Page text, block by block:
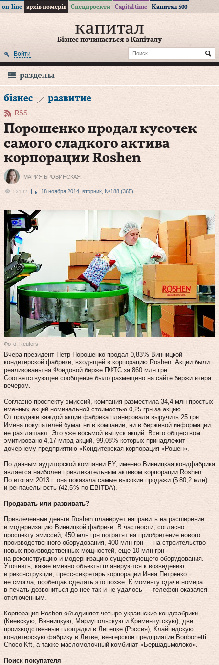
on-line архів номерів Спецпроекти Capital time Капитал 500
Бізнес починається з Капіталу
Войти
разделы
бізнес развитие
RSS
Порошенко продал кусочек
самого сладкого актива
корпорации Roshen
МАРИЯ БРОВИНСКАЯ
52192 18 ноября 2014, вторник, №188 (365)
Фото: Reuters
Вчера президент Петр Порошенко продал 0,83 % Винницкой
кондитерской фабрики, входящей в корпорацию Roshen. Акции были
реализованы на Фондовой бирже ПФТС за 860 млн грн.
Соответствующее сообщение было размещено на сайте биржи вчера
вечером.
Согласно проспекту эмиссий, компания разместила 34,4 млн простых
именных акций номинальной стоимостью 0,25 грн за акцию.
От продажи каждой акции фабрика планировала выручить 25 грн.
Имена покупателей бумаг ни в компании, ни в биржевой информации
не разглашают. Это уже восьмой выпуск акций. Всего обществом
эмитировано 4,17 млрд акций, 99,08 % которых принадлежит
дочернему предприятию «Кондитерская корпорация «Рошен».
По данным аудиторской компании EY, именно Винницкая конд­фабрика
является наиболее привлекательным активом корпорации Roshen.
По итогам 2013 г. она показала самые высокие продажи ($ 80,2 млн)
и рентабельность (42,5 % по EBITDA).
Продавать или развивать?
Привлеченные деньги Roshen планирует направить на расширение
и модернизацию Винницкой фабрики. В частности, согласно
проспекту эмиссий, 450 млн грн потратят на приобретение нового
производственного оборудования, 400 млн грн — на строительство
новых производственных мощностей, еще 10 млн грн —
на реконструкцию и модернизацию существующего оборудования.
Уточнить, какие именно объекты планируются к возведению
и реконструкции, пресс-секретарь корпорации Инна Петренко
не смогла, пообещав сделать это позже. К моменту сдачи номера
в печать дозвониться до нее так и не удалось — телефон оказался
отключенным.
Корпорация Roshen объединяет четыре украинские кондфабрики
(Киевскую, Винницкую, Мариупольскую и Кременчугскую), две
производственные площадки в Липецке (Россия), Клайпедскую
кондитерскую фабрику в Литве, венгерское предприятие Bonbonetti
Choco Kft, а также масломолочный комбинат «Бершадьмолоко».
Поиск покупателя